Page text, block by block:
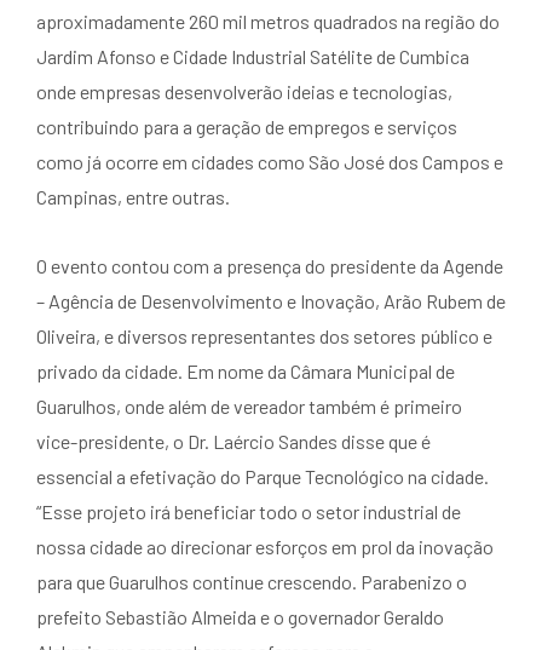
aproximadamente 260 mil metros quadrados na região do
Jardim Afonso e Cidade Industrial Satélite de Cumbica
onde empresas desenvolverão ideias e tecnologias,
contribuindo para a geração de empregos e serviços
como já ocorre em cidades como São José dos Campos e
Campinas, entre outras.
O evento contou com a presença do presidente da Agende
– Agência de Desenvolvimento e Inovação, Arão Rubem de
Oliveira, e diversos representantes dos setores público e
privado da cidade. Em nome da Câmara Municipal de
Guarulhos, onde além de vereador também é primeiro
vice-presidente, o Dr. Laércio Sandes disse que é
essencial a efetivação do Parque Tecnológico na cidade.
“Esse projeto irá beneficiar todo o setor industrial de
nossa cidade ao direcionar esforços em prol da inovação
para que Guarulhos continue crescendo. Parabenizo o
prefeito Sebastião Almeida e o governador Geraldo